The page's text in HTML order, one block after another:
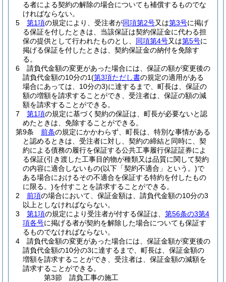
る者による契約の解除の場合についても補償するものでな
ければならない。
5
第1項の規定により、受注者が同項第2号又は第3号に掲げ
る保証を付したときは、当該保証は契約保証金に代わる担
保の提供として行われたものとし、 同項第4号又は第5号に
掲げる保証を付したときは、契約保証金の納付を免除す
る。
6
請負代金額の変更があった場合には、保証の額が変更後の
請負代金額の10分の1(第3項ただし書の規定の適用がある
場合にあっては、10分の3)に達するまで、町長は、保証の
額の増額を請求することができ、受注者は、保証の額の減
額を請求することができる。
7
第1項の規定に基づく契約の保証は、町長が必要ないと認
めたときは、免除することができる。
第9条
前条の規定にかかわらず、町長は、特別な事情がある
と認めるときは、受注者に対し、契約の締結と同時に、契
約による債務の履行を保証する公共工事履行保証証券によ
る保証(引き渡した工事目的物が種類又は品質に関して契約
の内容に適合しないもの(以下「契約不適合」という。)で
ある場合におけるその不適合を保証する特約を付したもの
に限る。)を付すことを請求することができる。
2
前項の場合において、保証金額は、請負代金額の10分の3
以上としなければならない。
3
第1項の規定により受注者が付する保証は、 第56条の3第4
項各号に掲げる者が契約を解除した場合についても保証す
るものでなければならない。
4
請負代金額の変更があった場合には、保証金額が変更後の
請負代金額の10分の3に達するまで、町長は、保証金額の
増額を請求することができ、受注者は、保証金額の減額を
請求することができる。
第3節
請負工事の施工